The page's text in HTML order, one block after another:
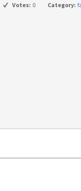
Votes: 0 Category: